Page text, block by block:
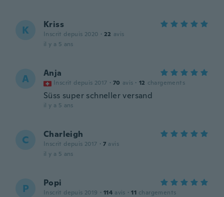
K Kriss
Inscrit depuis 2020 · 22 avis
il y a 5 ans
A Anja
Inscrit depuis 2017 · 70 avis · 12 chargements
Süss super schneller versand
il y a 5 ans
C Charleigh
Inscrit depuis 2017 · 7 avis
il y a 5 ans
P Popi
Inscrit depuis 2019 · 114 avis · 11 chargements